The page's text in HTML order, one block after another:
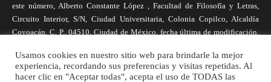
este número, Alberto Constante López , Facultad de Filosofía y Letras,
Circuito Interior, S/N, Ciudad Universitaria, Colonia Copilco, Alcaldía
Coyoacán, C. P., 04510, Ciudad de México, fecha última de modificación,
necesariamente reflejan la postura de la revista, ni de Universidad Nacional
Autónoma de México. Los autores son responsables de los contenidos de
Usamos cookies en nuestro sitio web para brindarle la mejor
experiencia, recordando sus preferencias y visitas repetidas. Al
hacer clic en "Aceptar todas", acepta el uso de TODAS las